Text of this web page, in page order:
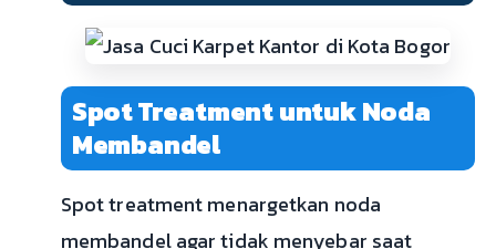
Spot Treatment untuk Noda
Membandel
Spot treatment menargetkan noda
membandel agar tidak menyebar saat